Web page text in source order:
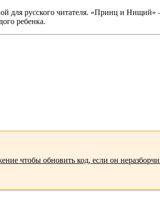
для русского читателя. «Принц и Нищий» –
ребенка.